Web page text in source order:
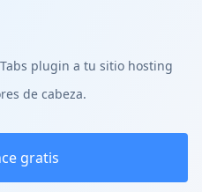
plugin a tu sitio hosting
de cabeza.
gratis